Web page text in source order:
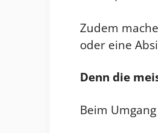
Zudem
oder eine
Denn die
Beim